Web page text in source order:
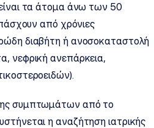
τα άτομα άνω των 50
από χρόνιες
διαβήτη ή ανοσοκαταστολή
νεφρική ανεπάρκεια,
συμπτωμάτων από το
η αναζήτηση ιατρικής